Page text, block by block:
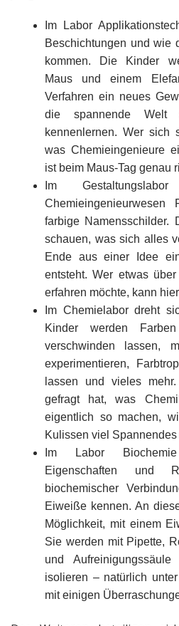
Im Labor
Beschichtungen und wie
kommen. Die Kinder
Maus und einem
Verfahren ein neues
die spannende Welt
kennenlernen. Wer sich
was Chemieingenieure
ist beim Maus-Tag genau
Im
farbige Namensschilder.
schauen, was sich alles
Ende aus einer Idee
entsteht. Wer etwas
erfahren möchte, kann
Im Chemielabor dreht
Kinder werden
verschwinden lassen,
experimentieren,
lassen und vieles
gefragt hat, was
eigentlich so machen,
Kulissen viel
Im Labor
Eigenschaften und
biochemischer
Eiweiße kennen. An
Möglichkeit, mit einem
Sie werden mit Pipette,
und
isolieren – natürlich
mit einigen